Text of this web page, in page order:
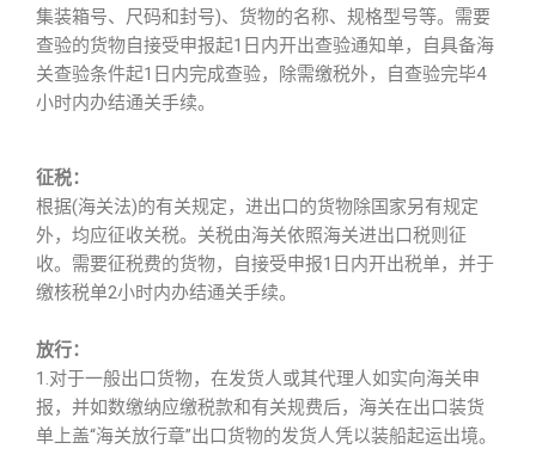
集装箱号、尺码和封号)、货物的名称、规格型号等。需要
查验的货物自接受申报起1日内开出查验通知单，自具备海
关查验条件起1日内完成查验，除需缴税外，自查验完毕4
小时内办结通关手续。
征税：
根据(海关法)的有关规定，进出口的货物除国家另有规定
外，均应征收关税。关税由海关依照海关进出口税则征
收。需要征税费的货物，自接受申报1日内开出税单，并于
缴核税单2小时内办结通关手续。
放行：
1.对于一般出口货物，在发货人或其代理人如实向海关申
报，并如数缴纳应缴税款和有关规费后，海关在出口装货
单上盖“海关放行章”出口货物的发货人凭以装船起运出境。